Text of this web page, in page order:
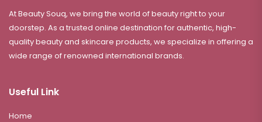
At Beauty Souq, we bring the world of beauty right to your
doorstep. As a trusted online destination for authentic, high-
quality beauty and skincare products, we specialize in offering a
wide range of renowned international brands.
Useful Link
Home